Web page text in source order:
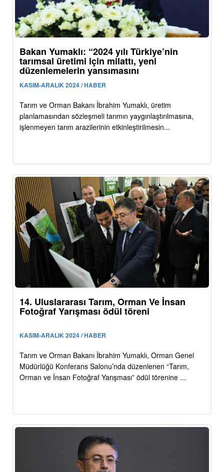
Bakan Yumaklı: “2024 yılı Türkiye’nin
tarımsal üretimi için milattı, yeni
düzenlemelerin yansımasını
KASIM-ARALIK 2024 / HABER
Tarım ve Orman Bakanı İbrahim Yumaklı, üretim
planlamasından sözleşmeli tarımın yaygınlaştırılmasına,
işlenmeyen tarım arazilerinin etkinleştirilmesin...
14. Uluslararası Tarım, Orman Ve İnsan
Fotoğraf Yarışması ödül töreni
KASIM-ARALIK 2024 / HABER
Tarım ve Orman Bakanı İbrahim Yumaklı, Orman Genel
Müdürlüğü Konferans Salonu’nda düzenlenen “Tarım,
Orman ve İnsan Fotoğraf Yarışması” ödül törenine ...